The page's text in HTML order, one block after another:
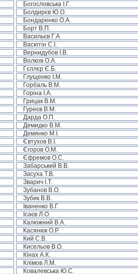
Богословська І.Г.
Болдирєв Ю.О.
Бондаренко О.А.
Борт В.П.
Васильєв Г.А.
Васютін С.І.
Вернидубов І.В.
Волков О.А.
Гєллєр Є.Б.
Глущенко І.М.
Горбаль В.М.
Горіна І.А.
Грицак В.М.
Гуреєв В.М.
Дарда О.П.
Демидко В.М.
Демянко М.І.
Євтухов В.І.
Єгоров О.М.
Єфремов О.С.
Забарський В.В.
Засуха Т.В.
Зварич І.Т.
Зубанов В.О.
Зубик В.В.
Іваненко В.Г.
Ісаєв Л.О.
Калюжний В.А.
Касянюк О.Р.
Кий С.В.
Кисельов В.О.
Кінах А.К.
Клімов Л.М.
Ковалевська Ю.С.